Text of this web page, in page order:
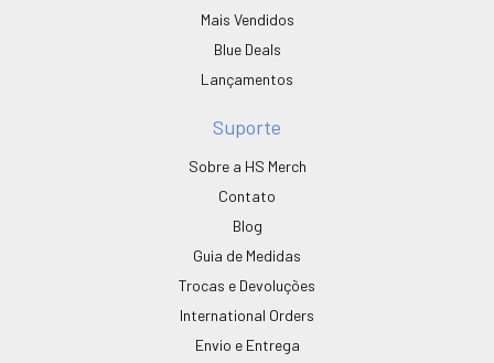
Mais Vendidos
Blue Deals
Lançamentos
Suporte
Sobre a HS Merch
Contato
Blog
Guia de Medidas
Trocas e Devoluções
International Orders
Envio e Entrega